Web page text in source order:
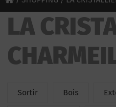
LA
Sortir Bois